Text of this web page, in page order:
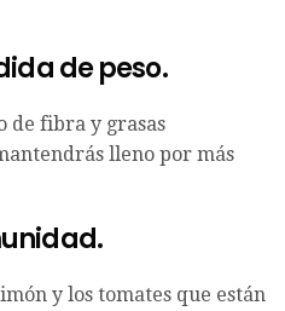
de peso.
de fibra y grasas
lleno por más
y los tomates que están